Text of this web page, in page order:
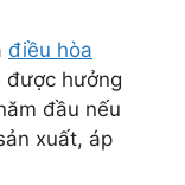
điều hòa
được hưởng
đầu nếu
xuất, áp